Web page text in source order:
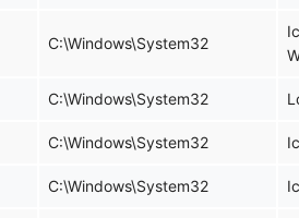
C:\Windows\System32
C:\Windows\System32
C:\Windows\System32
C:\Windows\System32